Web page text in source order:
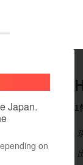
ト 注目の
Japan.
on
これまでに1
出身国：日本